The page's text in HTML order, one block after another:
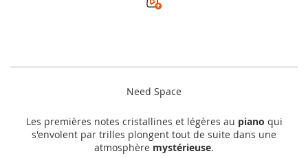
Need Space
Les premières notes cristallines et légères au piano qui
s'envolent par trilles plongent tout de suite dans une
atmosphère mystérieuse.